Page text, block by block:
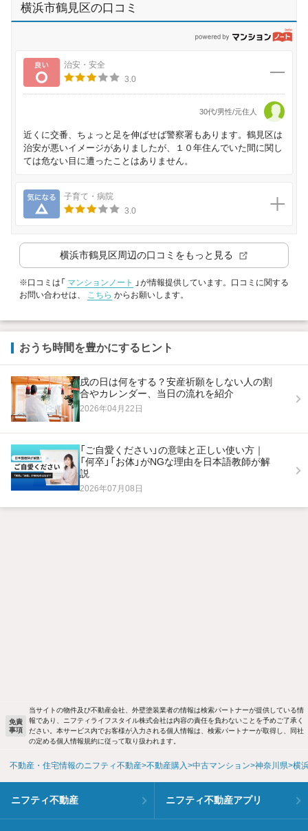
横浜市鶴見区の口コミ
良い
治安・安全
3.0
30代/男性/元住人
近くに交番、ちょっと足を伸ばせば警察署もあります。鶴見区は
治安が悪いイメージがありましたが、１０年住んでいた間に関し
ては危ない目に遭ったことはありません。
気になる
子育て・病院
3.0
横浜市鶴見区周辺の口コミをもっと見る
※口コミは「 マンションノート
」が情報提供しています。口コミに関する
お問い合わせは、
こちら からお願いします。
おうち時間を豊かにするヒント
戌の日は何をする？安産祈願をしない人の割
合やカレンダー、当日の流れを紹介
2026年04月22日
「ご自愛ください」の意味と正しい使い方｜
「何卒」「お体」がNGな理由を日本語教師が解
説
2026年07月08日
免責
事項
当サイトの物件及び不動産会社、外壁塗装業者の情報は検索パートナーが提供している情
報であり、ニフティライフスタイル株式会社は内容の責任を負わないことを予めご了承く
ださい。本サービス内でお客様が入力される個人情報は、検索パートナーが取得し、同社
の定める個人情報規約に従って取り扱われます。
不動産・住宅情報のニフティ不動産 不動産購入 中古マンション 神奈川県 横
ニフティ不動産 ニフティ不動産アプリ